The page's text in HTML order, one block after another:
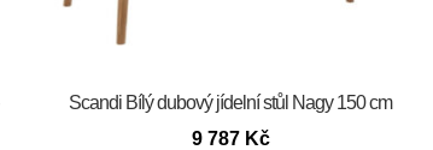
Scandi Bílý dubový jídelní stůl Nagy 150 cm
9 787 Kč